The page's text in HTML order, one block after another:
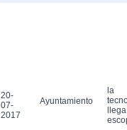
20-
07-
2017
Ayuntamiento
la